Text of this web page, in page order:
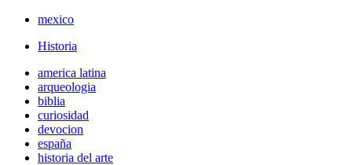
mexico
Historia
america latina
arqueologia
biblia
curiosidad
devocion
españa
historia del arte